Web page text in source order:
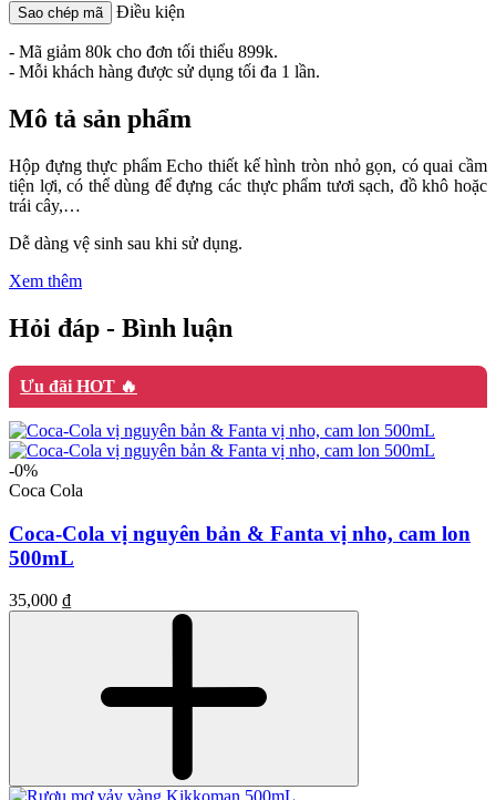
Sao chép mã Điều kiện
- Mã giảm 80k cho đơn tối thiểu 899k.
- Mỗi khách hàng được sử dụng tối đa 1 lần.
Mô tả sản phẩm
Hộp đựng thực phẩm Echo thiết kế hình tròn nhỏ gọn, có quai cầm
tiện lợi, có thể dùng để đựng các thực phẩm tươi sạch, đồ khô hoặc
trái cây,…
Dễ dàng vệ sinh sau khi sử dụng.
Xem thêm
Hỏi đáp - Bình luận
Ưu đãi HOT 🔥
-0%
Coca Cola
Coca-Cola vị nguyên bản & Fanta vị nho, cam lon
500mL
35,000 ₫